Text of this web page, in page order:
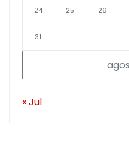
24 25 26
31
« Jul